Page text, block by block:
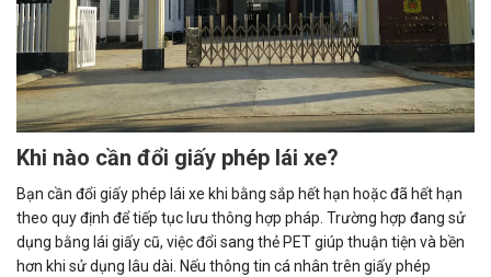
Khi nào cần đổi giấy phép lái xe?
Bạn cần đổi giấy phép lái xe khi bằng sắp hết hạn hoặc đã hết hạn
theo quy định để tiếp tục lưu thông hợp pháp. Trường hợp đang sử
dụng bằng lái giấy cũ, việc đổi sang thẻ PET giúp thuận tiện và bền
hơn khi sử dụng lâu dài. Nếu thông tin cá nhân trên giấy phép